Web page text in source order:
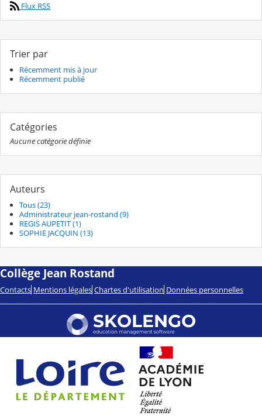
Flux RSS
Trier par
Récemment mis à jour
Récemment publié
Catégories
Aucune catégorie définie
Auteurs
Tous (23)
Administrateur jean-rostand (9)
REGIS AUPETIT (1)
SOPHIE JACQUIN (13)
Collège Jean Rostand
Contacts Mentions légales Chartes d'utilisation Données personnelles